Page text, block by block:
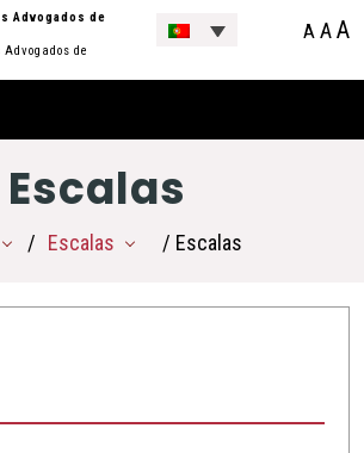
Advogados de
de
A AA
Escalas
Escalas / Escalas